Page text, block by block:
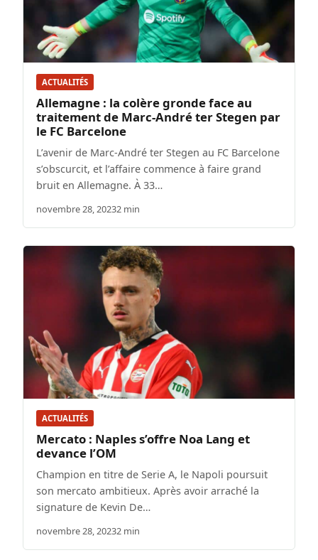
ACTUALITÉS
Allemagne : la colère gronde face au
traitement de Marc-André ter Stegen par
le FC Barcelone
L’avenir de Marc-André ter Stegen au FC Barcelone
s’obscurcit, et l’affaire commence à faire grand
bruit en Allemagne. À 33…
novembre 28, 20232 min
ACTUALITÉS
Mercato : Naples s’offre Noa Lang et
devance l’OM
Champion en titre de Serie A, le Napoli poursuit
son mercato ambitieux. Après avoir arraché la
signature de Kevin De…
novembre 28, 20232 min